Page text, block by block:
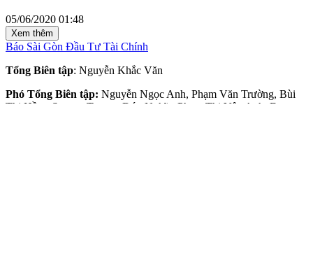
05/06/2020 01:48
Xem thêm
Báo Sài Gòn Đầu Tư Tài Chính
Tổng Biên tập: Nguyễn Khắc Văn
Phó Tổng Biên tập: Nguyễn Ngọc Anh, Phạm Văn Trường, Bùi
Thị Hồng Sương, Trương Đức Nghĩa, Phạm Thị Vân Anh, Dương